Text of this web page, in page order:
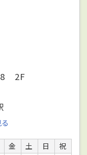
2F
金 土 日
祝